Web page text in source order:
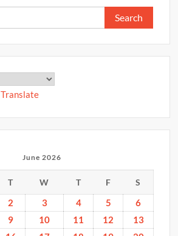
Search
for:
Translate
June 2026
T W T F S
2 3 4 5
6
9 10 11 12
13